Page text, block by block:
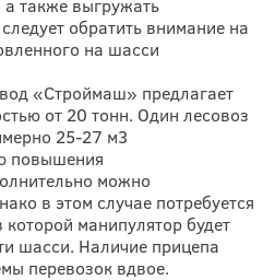
а также выгружать
обратить внимание на
на шасси
«Строймаш» предлагает
от 20 тонн. Один лесовоз
25-27 м3
повышения
можно
в этом случае потребуется
которой манипулятор будет
шасси. Наличие прицепа
перевозок вдвое.